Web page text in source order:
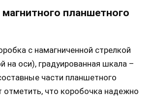
планшетного
с намагниченной стрелкой
на оси), градуированная шкала –
части планшетного
отметить, что коробочка надежно